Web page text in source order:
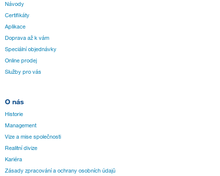
Návody
Certifikáty
Aplikace
Doprava až k vám
Speciální objednávky
Online prodej
Služby pro vás
O nás
Historie
Management
Vize a mise společnosti
Realitní divize
Kariéra
Zásady zpracování a ochrany osobních údajů